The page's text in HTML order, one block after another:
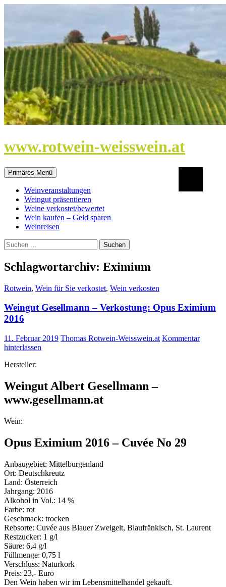
www.rotwein-weisswein.at
Primäres Menü
Weinveranstaltungen
Weingut präsentieren
Weine verkostet/bewertet
Wein kaufen – Geld sparen
Weinreisen
Suchen
nach:
Schlagwortarchiv: Eximium
Rotwein, Wein für Sie verkostet, Wein verkosten
Weingut Gesellmann – Verkostung: Opus Eximium
2016
11. Februar 2019 Thomas Rotwein-Weisswein.at Kommentar
hinterlassen
Hersteller:
Weingut Albert Gesellmann –
www.gesellmann.at
Wein:
Opus Eximium 2016 – Cuvée No 29
Anbaugebiet: Mittelburgenland
Ort: Deutschkreutz
Land: Österreich
Jahrgang: 2016
Alkohol in Vol.: 14 %
Farbe: rot
Geschmack: trocken
Rebsorte: Cuvée aus Blauer Zweigelt, Blaufränkisch, St. Laurent
Restzucker: 1 g/l
Säure: 6,4 g/l
Füllmenge: 0,75 l
Verschluss: Naturkork
Preis: 23,- Euro
Den Wein haben wir im Lebensmittelhandel gekauft.